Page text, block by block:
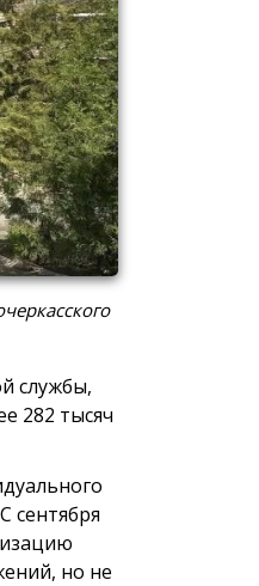
службы,
282 тысяч
сентября
но не